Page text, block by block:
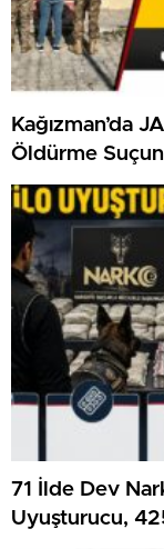
Kağızman’da
Öldürme
71 İlde Dev
Uyuşturucu,